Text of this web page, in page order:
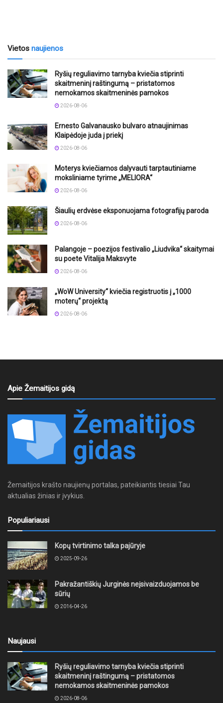
Vietos naujienos
Ryšių reguliavimo tarnyba kviečia stiprinti
skaitmeninį raštingumą – pristatomos
nemokamos skaitmeninės pamokos
2026-08-06
Ernesto Galvanausko bulvaro atnaujinimas
Klaipėdoje juda į priekį
2026-08-06
Moterys kviečiamos dalyvauti tarptautiniame
moksliniame tyrime „MELIORA“
2026-08-06
Šiaulių erdvėse eksponuojama fotografijų paroda
2026-08-06
Palangoje – poezijos festivalio „Liudvika“ skaitymai
su poete Vitalija Maksvyte
2026-08-06
„WoW University“ kviečia registruotis į „1000
moterų“ projektą
2026-08-06
Apie Žemaitijos gidą
Žemaitijos krašto naujienų portalas, pateikiantis tiesiai Tau
aktualias žinias ir įvykius.
Populiariausi
Kopų tvirtinimo talka pajūryje
2025-09-26
Pakražantiškių Jurginės neįsivaizduojamos be
sūrių
2016-04-26
Naujausi
Ryšių reguliavimo tarnyba kviečia stiprinti
skaitmeninį raštingumą – pristatomos
nemokamos skaitmeninės pamokos
2026-08-06